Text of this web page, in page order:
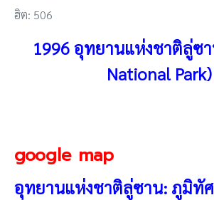
ฮิต: 506
1996 อุทยานแห่งชาติลู่ซ
National Park)
google map
อุทยานแห่งชาติลู่ซาน: ภูมิทั